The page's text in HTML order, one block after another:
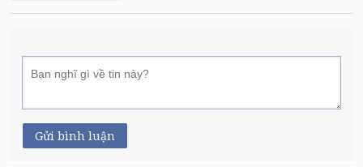
Gửi bình luận